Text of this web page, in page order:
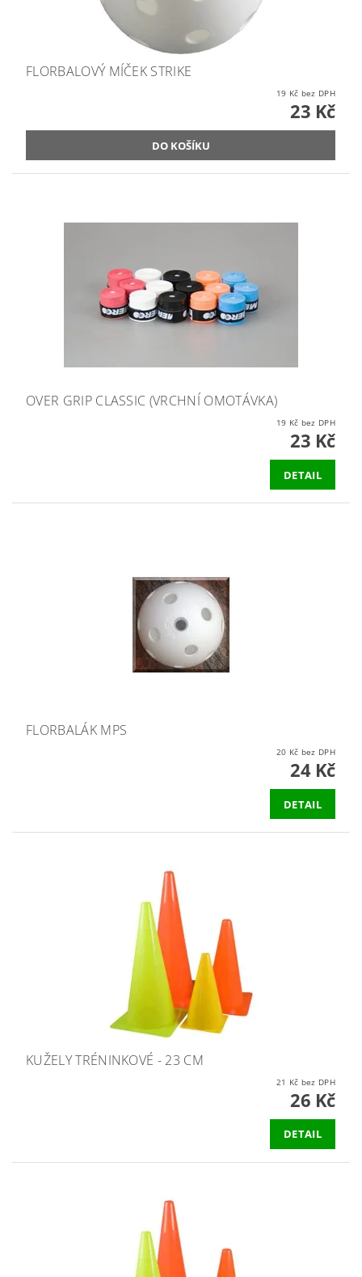
FLORBALOVÝ MÍČEK STRIKE
19 Kč bez DPH
23 Kč
OVER GRIP CLASSIC (VRCHNÍ OMOTÁVKA)
19 Kč bez DPH
23 Kč
DETAIL
FLORBALÁK MPS
20 Kč bez DPH
24 Kč
DETAIL
KUŽELY TRÉNINKOVÉ - 23 CM
21 Kč bez DPH
26 Kč
DETAIL